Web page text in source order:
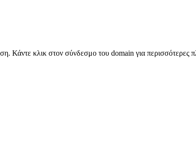
Κάντε κλικ στον σύνδεσμο του domain για περισσότερες